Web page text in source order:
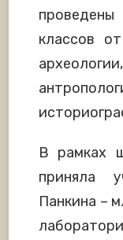
классов
В рамках
приняла
Панкина –